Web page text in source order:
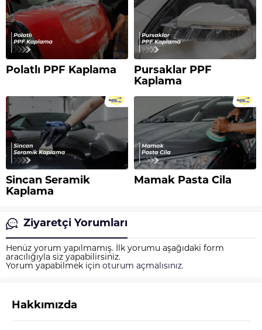
Polatlı PPF Kaplama
Pursaklar PPF
Kaplama
Sincan Seramik
Kaplama
Mamak Pasta Cila
Ziyaretçi Yorumları
Henüz yorum yapılmamış. İlk yorumu aşağıdaki form
aracılığıyla siz yapabilirsiniz.
Yorum yapabilmek için oturum açmalısınız.
Hakkımızda